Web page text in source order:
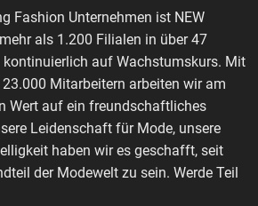
Fashion Unternehmen ist NEW
als 1.200 Filialen in über 47
kontinuierlich auf Wachstumskurs. Mit
Mitarbeitern arbeiten wir am
Wert auf ein freundschaftliches
Leidenschaft für Mode, unsere
haben wir es geschafft, seit
der Modewelt zu sein. Werde Teil